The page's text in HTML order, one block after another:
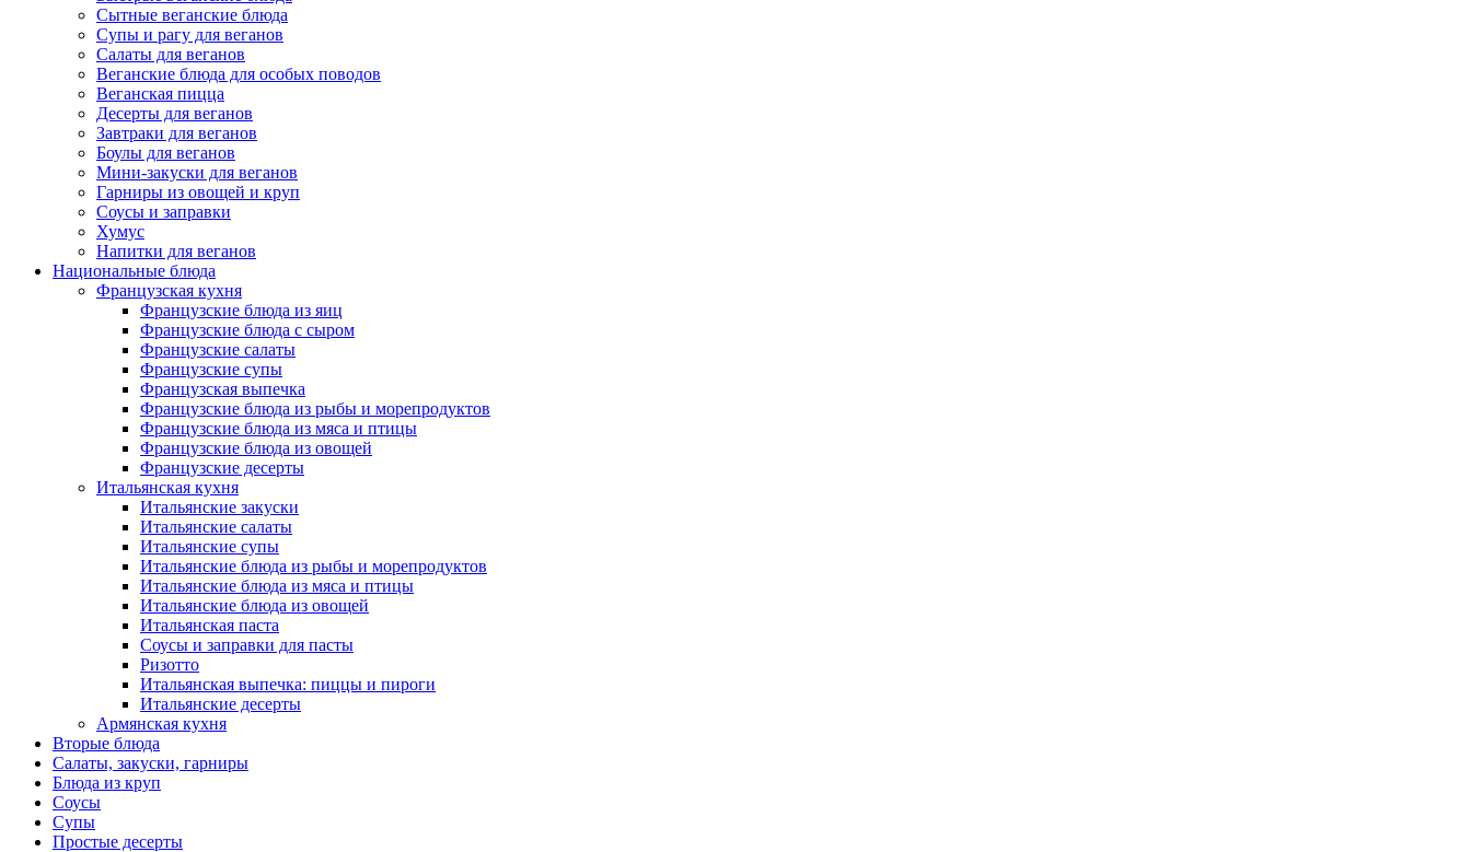
Сытные веганские блюда
Супы и рагу для веганов
Салаты для веганов
Веганские блюда для особых поводов
Веганская пицца
Десерты для веганов
Завтраки для веганов
Боулы для веганов
Мини-закуски для веганов
Гарниры из овощей и круп
Соусы и заправки
Хумус
Напитки для веганов
Национальные блюда
Французская кухня
Французские блюда из яиц
Французские блюда с сыром
Французские салаты
Французские супы
Французская выпечка
Французские блюда из рыбы и морепродуктов
Французские блюда из мяса и птицы
Французские блюда из овощей
Французские десерты
Итальянская кухня
Итальянские закуски
Итальянские салаты
Итальянские супы
Итальянские блюда из рыбы и морепродуктов
Итальянские блюда из мяса и птицы
Итальянские блюда из овощей
Итальянская паста
Соусы и заправки для пасты
Ризотто
Итальянская выпечка: пиццы и пироги
Итальянские десерты
Армянская кухня
Вторые блюда
Салаты, закуски, гарниры
Блюда из круп
Соусы
Супы
Простые десерты